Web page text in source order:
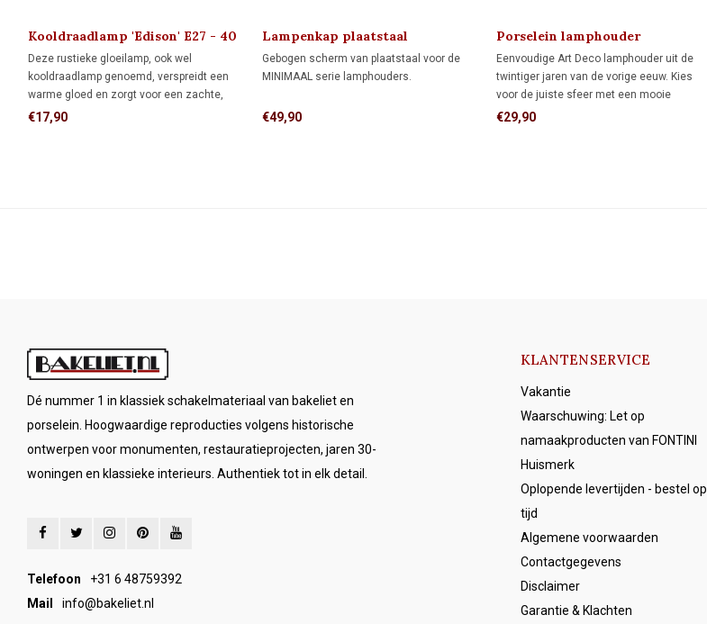
Kooldraadlamp 'Edison' E27 - 40
Watt
Deze rustieke gloeilamp, ook wel
kooldraadlamp genoemd, verspreidt een
warme gloed en zorgt voor een zachte,
klassieke uitstraling. Met deze klassieke
€17,90
Lampenkap plaatstaal
MINIMAAL
Gebogen scherm van plaatstaal voor de
MINIMAAL serie lamphouders.
€49,90
Porselein lamphouder
MINIMAAL 1920
Eenvoudige Art Deco lamphouder uit de
twintiger jaren van de vorige eeuw. Kies
voor de juiste sfeer met een mooie
bijpassende LED kooldraadlamp.
€29,90
Dé nummer 1 in klassiek schakelmateriaal van bakeliet en
porselein. Hoogwaardige reproducties volgens historische
ontwerpen voor monumenten, restauratieprojecten, jaren 30-
woningen en klassieke interieurs. Authentiek tot in elk detail.
Telefoon
+31 6 48759392
Mail
info@bakeliet.nl
KLANTENSERVICE
Vakantie
Waarschuwing: Let op
namaakproducten van FONTINI
Huismerk
Oplopende levertijden - bestel op
tijd
Algemene voorwaarden
Contactgegevens
Disclaimer
Garantie & Klachten